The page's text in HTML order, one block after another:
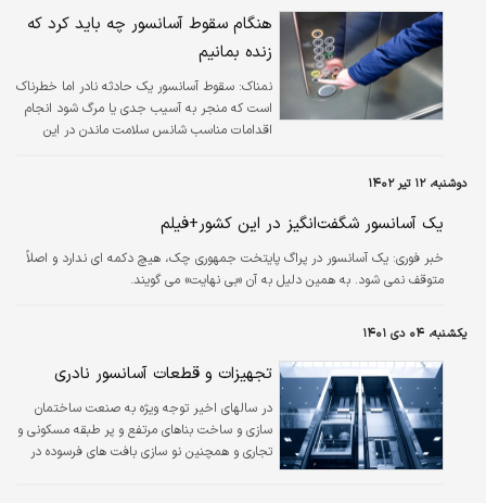
هنگام سقوط آسانسور چه باید کرد که
زنده بمانیم
نمناک: سقوط آسانسور یک حادثه نادر اما خطرناک
است که منجر به آسیب جدی یا مرگ شود انجام
اقدامات مناسب شانس سلامت ماندن در این
دوشنبه، ۱۲ تیر ۱۴۰۲
یک آسانسور شگفت‌انگیز در این کشور+فیلم
خبر فوری: یک آسانسور در پراگ پایتخت جمهوری چک، هیچ دکمه ای ندارد و اصلاً
متوقف نمی شود. به همین دلیل به آن «بی نهایت» می گویند.
یکشنبه، ۰۴ دی ۱۴۰۱
تجهیزات و قطعات آسانسور نادری
در سالهای اخیر توجه ویژه به صنعت ساختمان
سازی و ساخت بناهای مرتفع و پر طبقه مسکونی و
تجاری و همچنین نو سازی بافت های فرسوده در